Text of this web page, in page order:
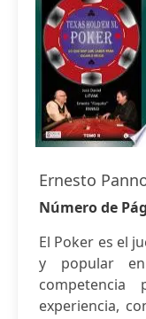
Ernesto
Número de
El Poker es el
y popular
competencia
experiencia,